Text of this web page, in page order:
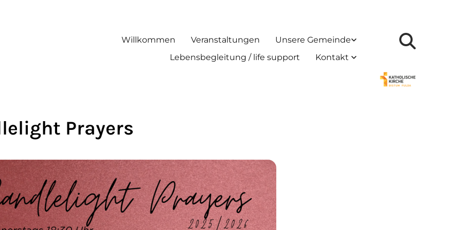
Willkommen Veranstaltungen
Unsere Gemeinde
Lebensbegleitung / life support
Kontakt
Prayers